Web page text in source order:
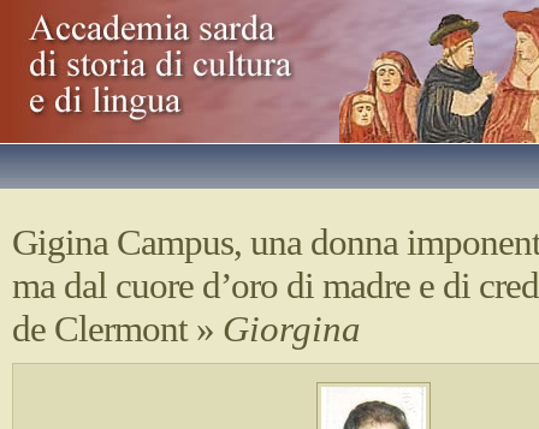
Gigina Campus, una donna
ma dal cuore d’oro di madre e di
de Clermont» Giorgina